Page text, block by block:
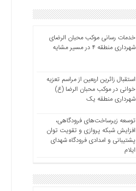
خدمات رسانی موکب محبان الرضای
شهرداری منطقه ۴ در مسیر مشایه
استقبال زائرین اربعین از مراسم تعزیه
خوانی در موکب محبان الرضا (ع)
شهرداری منطقه یک
توسعه زیرساخت‌های فرودگاهی،
افزایش شبکه پروازی و تقویت توان
پشتیبانی و امدادی فرودگاه شهدای
ایلام